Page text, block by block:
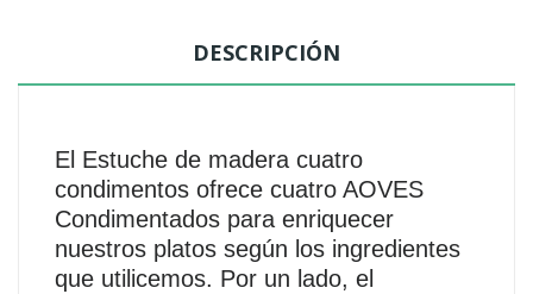
DESCRIPCIÓN
El Estuche de madera cuatro
condimentos ofrece cuatro AOVES
Condimentados para enriquecer
nuestros platos según los ingredientes
que utilicemos. Por un lado, el